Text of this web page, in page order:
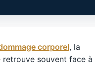
corporel, la
retrouve souvent face à